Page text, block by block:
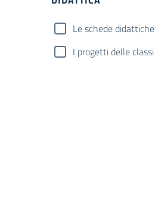
Le schede didattiche
I progetti delle classi